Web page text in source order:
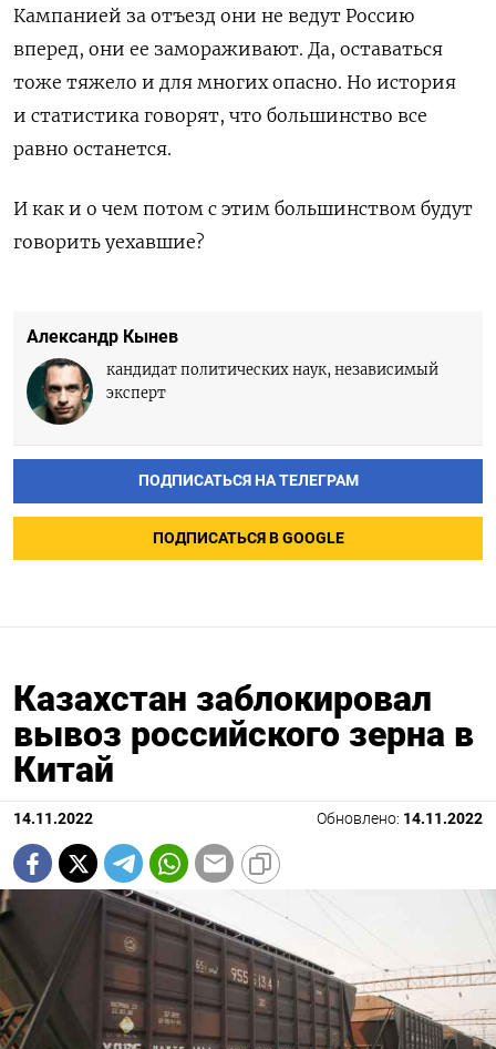
Кампанией за отъезд они не ведут Россию
вперед, они ее замораживают. Да, оставаться
тоже тяжело и для многих опасно. Но история
и статистика говорят, что большинство все
равно останется.
И как и о чем потом с этим большинством будут
говорить уехавшие?
Александр Кынев
кандидат политических наук, независимый
эксперт
ПОДПИСАТЬСЯ НА ТЕЛЕГРАМ
ПОДПИСАТЬСЯ В GOOGLE
Казахстан заблокировал
вывоз российского зерна в
Китай
14.11.2022 Обновлено: 14.11.2022